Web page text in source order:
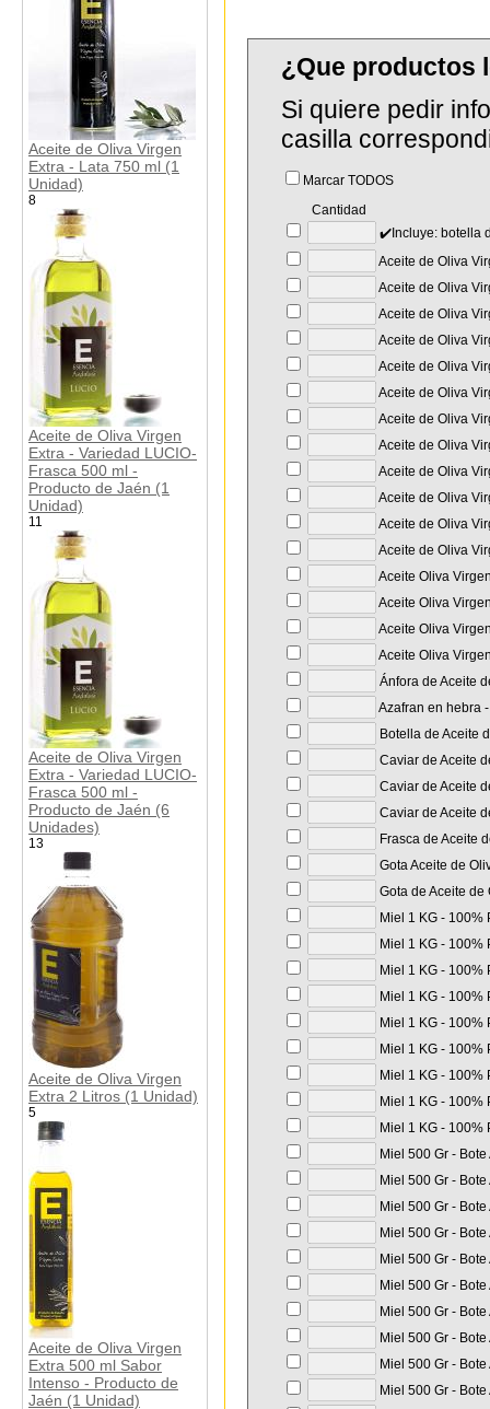
Aceite de Oliva Virgen
Extra - Lata 750 ml (1
Unidad)
8
Aceite de Oliva Virgen
Extra - Variedad LUCIO-
Frasca 500 ml -
Producto de Jaén (1
Unidad)
11
Aceite de Oliva Virgen
Extra - Variedad LUCIO-
Frasca 500 ml -
Producto de Jaén (6
Unidades)
13
Aceite de Oliva Virgen
Extra 2 Litros (1 Unidad)
5
Aceite de Oliva Virgen
Extra 500 ml Sabor
Intenso - Producto de
Jaén (1 Unidad)
¿Que productos
Si quiere pedir
casilla
Marcar TODOS
Cantidad
✔️Incluye: botella
Aceite de Oliva
Aceite de Oliva
Aceite de Oliva
Aceite de Oliva
Aceite de Oliva
Aceite de Oliva
Aceite de Oliva
Aceite de Oliva
Aceite de Oliva
Aceite de Oliva
Aceite de Oliva
Aceite de Oliva
Aceite Oliva
Aceite Oliva
Aceite Oliva
Aceite Oliva
Ánfora de Aceite
Azafran en hebra
Botella de Aceite
Caviar de Aceite
Caviar de Aceite
Caviar de Aceite
Frasca de Aceite
Gota Aceite de
Gota de Aceite
Miel 1 KG - 100%
Miel 1 KG - 100%
Miel 1 KG - 100%
Miel 1 KG - 100%
Miel 1 KG - 100%
Miel 1 KG - 100%
Miel 1 KG - 100%
Miel 1 KG - 100%
Miel 1 KG - 100%
Miel 500 Gr -
Miel 500 Gr -
Miel 500 Gr -
Miel 500 Gr -
Miel 500 Gr -
Miel 500 Gr -
Miel 500 Gr -
Miel 500 Gr -
Miel 500 Gr -
Miel 500 Gr -